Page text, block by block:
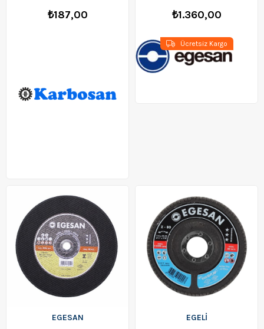
₺187,00 ₺1.360,00
Ücretsiz Kargo
EGESAN
EGELİ